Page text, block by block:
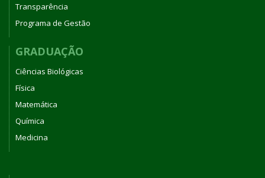
Transparência
Programa de Gestão
GRADUAÇÃO
Ciências Biológicas
Física
Matemática
Química
Medicina